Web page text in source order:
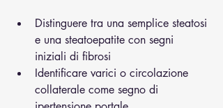
Distinguere tra una semplice steatosi
e una steatoepatite con segni
iniziali di fibrosi
Identificare varici o circolazione
collaterale come segno di